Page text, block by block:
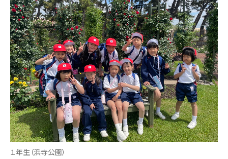
１年生（浜寺公園）